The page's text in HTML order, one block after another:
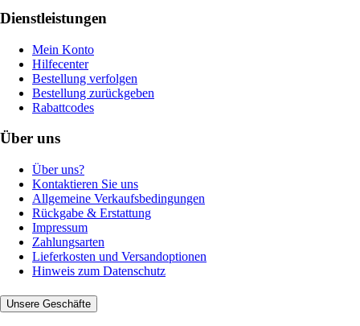
Dienstleistungen
Mein Konto
Hilfecenter
Bestellung verfolgen
Bestellung zurückgeben
Rabattcodes
Über uns
Über uns?
Kontaktieren Sie uns
Allgemeine Verkaufsbedingungen
Rückgabe & Erstattung
Impressum
Zahlungsarten
Lieferkosten und Versandoptionen
Hinweis zum Datenschutz
Unsere Geschäfte